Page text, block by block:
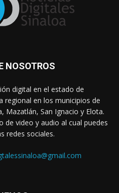
NOSOTROS
digital en el estado de
regional en los municipios de
Mazatlán, San Ignacio y Elota.
de video y audio al cual puedes
redes sociales.